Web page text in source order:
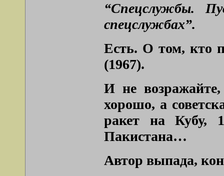
“Спецслужбы.
спецслужбах”.
Есть. О том, кто
(1967).
И не возражайте,
хорошо, а
ракет на Кубу,
Пакистана…
Автор выпада,